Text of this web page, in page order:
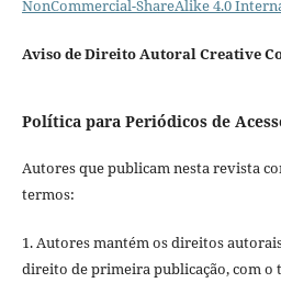
NonCommercial-ShareAlike 4.0
Aviso de Direito Autoral Creative
Política para Periódicos de
Autores que publicam nesta revista
termos:
1. Autores mantém os direitos
direito de primeira publicação, com